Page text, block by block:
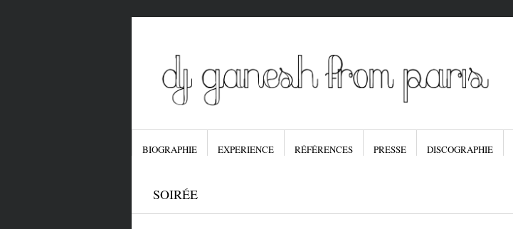
BIOGRAPHIE EXPERIENCE RÉFÉRENCES PRESSE DISCOGRAPHIE
SOIRÉE